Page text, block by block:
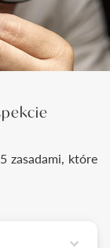
zasadami, które